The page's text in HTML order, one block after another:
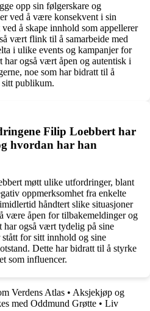
opp sin følgerskare og
ved å være konsekvent i sin
å skape innhold som appellerer
vært flink til å samarbeide med
i ulike events og kampanjer for
har også vært åpen og autentisk i
noe som har bidratt til å
publikum.
Filip Loebbert har
hvordan har han
møtt ulike utfordringer, blant
oppmerksomhet fra enkelte
håndtert slike situasjoner
være åpen for tilbakemeldinger og
også vært tydelig på sine
for sitt innhold og sine
Dette har bidratt til å styrke
som influencer.
Verdens Atlas • Aksjekjøp og
med Oddmund Grøtte • Liv